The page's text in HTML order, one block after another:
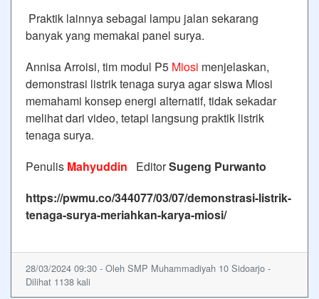
Praktik lainnya sebagai lampu jalan sekarang
banyak yang memakai panel surya.
Annisa Arroisi, tim modul P5 Miosi menjelaskan,
demonstrasi listrik tenaga surya agar siswa Miosi
memahami konsep energi alternatif, tidak sekadar
melihat dari video, tetapi langsung praktik listrik
tenaga surya.
Penulis Mahyuddin EditorSugeng Purwanto
https://pwmu.co/344077/03/07/demonstrasi-listrik-
tenaga-surya-meriahkan-karya-miosi/
28/03/2024 09:30 - Oleh SMP Muhammadiyah 10 Sidoarjo -
Dilihat 1138 kali